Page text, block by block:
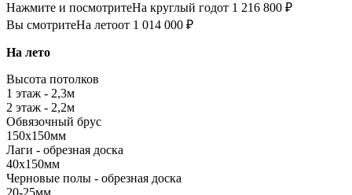
Нажмите и посмотритеНа круглый годот 1 216 800 ₽
Вы смотритеНа летоот 1 014 000 ₽
На лето
Высота потолков
1 этаж - 2,3м
2 этаж - 2,2м
Обвязочный брус
150х150мм
Лаги - обрезная доска
40х150мм
Черновые полы - обрезная доска